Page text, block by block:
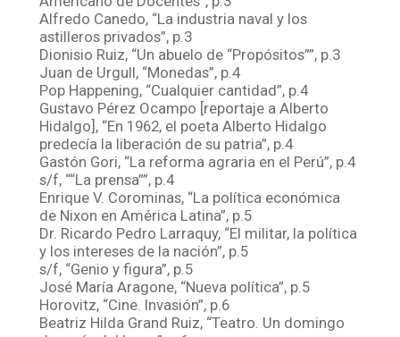
Alfredo Canedo, “La industria naval y los
astilleros privados”, p.3
Dionisio Ruiz, “Un abuelo de “Propósitos””, p.3
Juan de Urgull, “Monedas”, p.4
Pop Happening, “Cualquier cantidad”, p.4
Gustavo Pérez Ocampo [reportaje a Alberto
Hidalgo], “En 1962, el poeta Alberto Hidalgo
predecía la liberación de su patria”, p.4
Gastón Gori, “La reforma agraria en el Perú”, p.4
s/f, ““La prensa””, p.4
Enrique V. Corominas, “La política económica
de Nixon en América Latina”, p.5
Dr. Ricardo Pedro Larraquy, “El militar, la política
y los intereses de la nación”, p.5
s/f, “Genio y figura”, p.5
José María Aragone, “Nueva política”, p.5
Horovitz, “Cine. Invasión”, p.6
Beatriz Hilda Grand Ruiz, “Teatro. Un domingo